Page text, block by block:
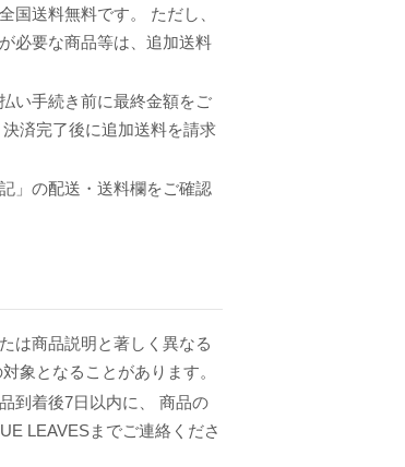
国送料無料です。 ただし、
必要な商品等は、追加送料
い手続き前に最終金額をご
済完了後に追加送料を請求
」の配送・送料欄をご確認
は商品説明と著しく異なる
象となることがあります。
到着後7日以内に、 商品の
LEAVESまでご連絡くださ